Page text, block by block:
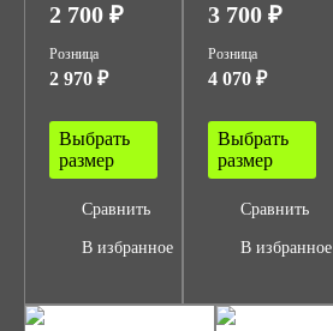
2 700 ₽
Розница
2 970 ₽
Выбрать
размер
Сравнить
В избранное
3 700 ₽
Розница
4 070 ₽
Выбрать
размер
Сравнить
В избранное